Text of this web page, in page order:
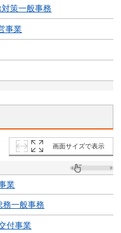
策一般事務
事業
画面サイズで表示
業
務一般事務
付事業